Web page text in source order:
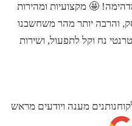
🤩 מקצועיות ומהירות
והרבה יותר מהר משחשבנו
נח וקל לתפעול, ושירות
מענה ויודעים מראש